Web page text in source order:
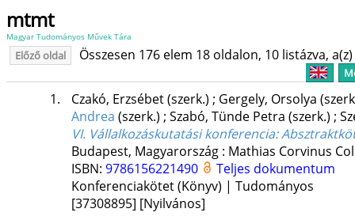
mtmt
Magyar Tudományos Művek Tára
Előző oldal Összesen 176 elem 18 oldalon, 10 listázva,
1. Czakó, Erzsébet(szerk.) ; Gergely, Orsolya
Andrea (szerk.) ; Szabó, Tünde Petra (szerk.) ;
VI. Vállalkozáskutatási konferencia:
Budapest, Magyarország : Mathias Corvinus
ISBN: 9786156221490
Teljes dokumentum
Konferenciakötet (Könyv) | Tudományos
[37308895] [Nyilvános]